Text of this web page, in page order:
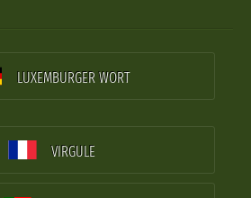
LUXEMBURGER WORT
VIRGULE